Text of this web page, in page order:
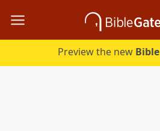
Preview the new